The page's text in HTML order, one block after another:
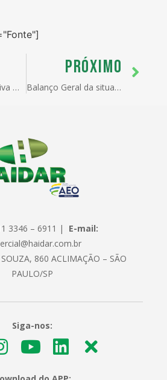
Instrução Normativa mitiga efeitos econômicos da pandemia para beneficiários do Recof e Recof-Sped
PRÓXIMO
Balanço Geral da situação nas Repartições Públicas, Portos e Aeroportos – Covid-19
3346 – 6911 | E-mail:
860 ACLIMAÇÃO – SÃO
PAULO/SP
Siga-nos: